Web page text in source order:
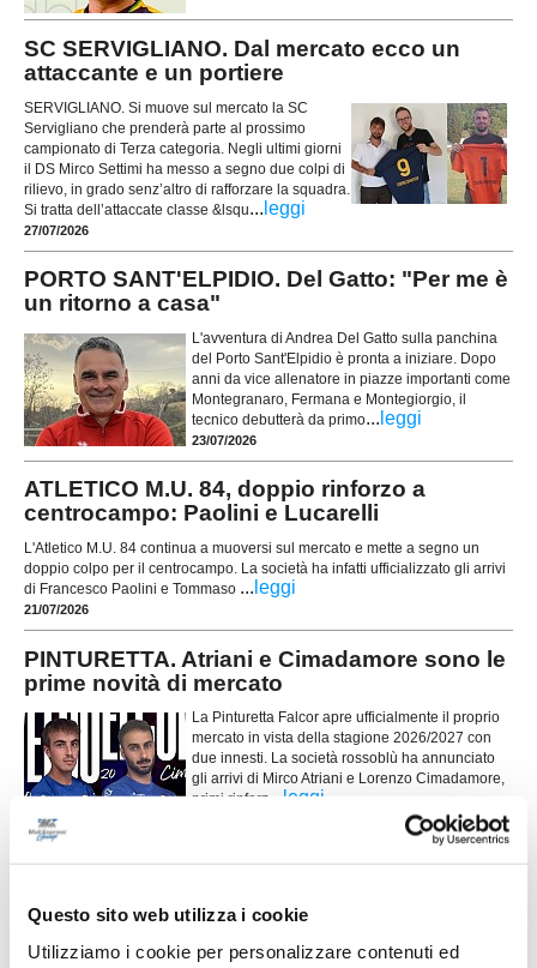
Questo sito web utilizza i cookie
Utilizziamo i cookie per personalizzare contenuti ed
SC SERVIGLIANO. Dal mercato ecco un
attaccante e un portiere
SERVIGLIANO. Si muove sul mercato la SC
Servigliano che prenderà parte al prossimo
campionato di Terza categoria. Negli ultimi giorni
il DS Mirco Settimi ha messo a segno due colpi di
rilievo, in grado senz’altro di rafforzare la squadra.
Si tratta dell’attaccate classe &lsqu... leggi
27/07/2026
PORTO SANT'ELPIDIO. Del Gatto: "Per me è
un ritorno a casa"
L'avventura di Andrea Del Gatto sulla panchina
del Porto Sant'Elpidio è pronta a iniziare. Dopo
anni da vice allenatore in piazze importanti come
Montegranaro, Fermana e Montegiorgio, il
tecnico debutterà da primo... leggi
23/07/2026
ATLETICO M.U. 84, doppio rinforzo a
centrocampo: Paolini e Lucarelli
L'Atletico M.U. 84 continua a muoversi sul mercato e mette a segno un
doppio colpo per il centrocampo. La società ha infatti ufficializzato gli arrivi
di Francesco Paolini e Tommaso ... leggi
21/07/2026
PINTURETTA. Atriani e Cimadamore sono le
prime novità di mercato
La Pinturetta Falcor apre ufficialmente il proprio
mercato in vista della stagione 2026/2027 con
due innesti. La società rossoblù ha annunciato
gli arrivi di Mirco Atriani e Lorenzo Cimadamore,
primi rinforz
leggi
PORTO SANT'ELPIDIO. Cannoni nuovo DS:
Ripartire da zero, puntando sui giovani del
territorio e su un forte senso di appartenenza. È